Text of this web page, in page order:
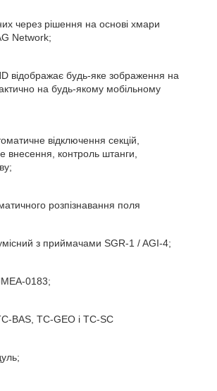
через рішення на основі хмари
Network;
відображає будь-яке зображення на
на будь-якому мобільному
відключення секцій,
внесення, контроль штанги,
розпізнавання поля
з приймачами SGR-1 / AGI-4;
0183;
BAS, TC-GEO і TC-SC